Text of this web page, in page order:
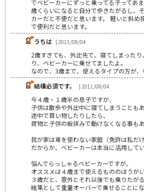
でベビーカーにずっと乗ってる子ってあ
歳くらいになると自分で歩きたがるし、
カーだと不便だと思います。 軽いと斜め
で便利だと思います。
うちは | 2011/08/04
2歳すぎても、外出先で、寝てしまった
り、ベビーカーに乗せてましたよ。
なので、3歳まで、使えるタイプの方が、
結構必須です。
| 2011/08/04
今４歳・１歳半の息子ですが、
子供は散歩や外出中に寝てしまうことも
途中で買い物したりしたら、
荷物と子供の板挟みで動けなくなる事もあ
我が家は車を使わない家庭（免許は私だ
だからか、ベビーカーは本当に活用してい
悩んでらっしゃるベビーカーですが、
オススメは４歳まで使えるもののほうがい
３歳だと、意外とそれ以後でも乗りたが
結果として重量オーバーで乗せることに